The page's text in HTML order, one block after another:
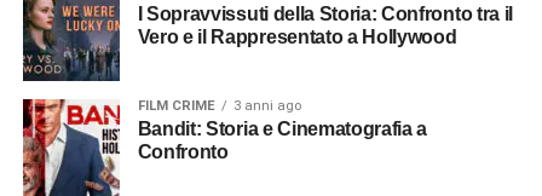
Vero e il Rappresentato a Hollywood
FILM CRIME 3 anni ago
Bandit: Storia e Cinematografia a
Confronto